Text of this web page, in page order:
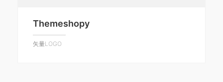
Themeshopy
矢量LOGO